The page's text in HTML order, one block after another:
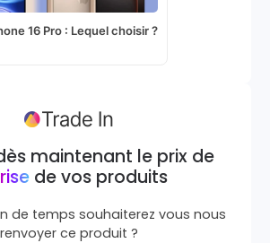
16 Pro : Lequel choisir ?
maintenant le prix de
de vos produits
de temps souhaiterez vous nous
renvoyer ce produit ?